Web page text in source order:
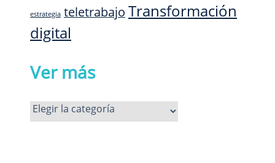
estrategia teletrabajo Transformación
digital
Ver más
Ver
más